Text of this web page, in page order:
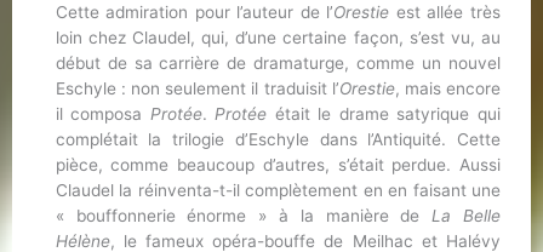
Cette admiration pour l’auteur de l’Orestie est allée très
loin chez Claudel, qui, d’une certaine façon, s’est vu, au
début de sa carrière de dramaturge, comme un nouvel
Eschyle : non seulement il traduisit l’Orestie, mais encore
il composa Protée. Protée était le drame satyrique qui
complétait la trilogie d’Eschyle dans l’Antiquité. Cette
pièce, comme beaucoup d’autres, s’était perdue. Aussi
Claudel la réinventa-t-il complètement en en faisant une
« bouffonnerie énorme » à la manière de La Belle
Hélène, le fameux opéra-bouffe de Meilhac et Halévy